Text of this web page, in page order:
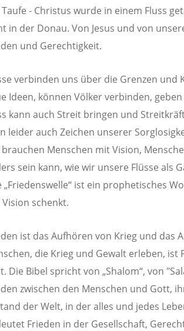
- Christus wurde in einem Fluss
in der Donau. Von Jesus und von
und Gerechtigkeit.
verbinden uns über die Grenzen und
Ideen, können Völker verbinden,
kann auch Streit bringen und
leider auch Zeichen unserer
Menschen mit Vision,
sein kann, wie wir unsere Flüsse als
„Friedenswelle“ ist ein prophetisches
Vision schenkt.
ist das Aufhören von Krieg und das
die Krieg und Gewalt erleben,
Die Bibel spricht von „Shalom“, von
zwischen den Menschen und Gott,
der Welt, in der alles und jedes
Frieden in der Gesellschaft,